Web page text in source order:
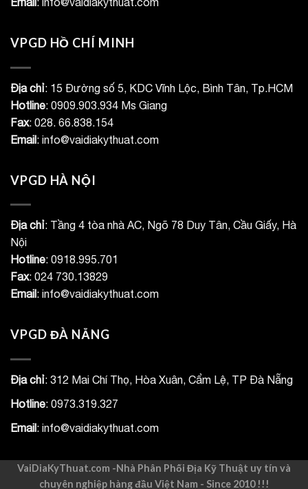
VPGD HỒ CHÍ MINH
Địa chỉ: 15 Đường số 5, KDC Vĩnh Lộc, Bình Tân, Tp.HCM
Hotline: 0909.903.934 Ms Giang
Fax: 028. 66.838.154
Email: info@vaidiakythuat.com
VPGD HÀ NỘI
Địa chỉ: Tầng 4 tòa nhà AC, Ngõ 78 Duy Tân, Cầu Giấy, Hà
Nội
Hotline: 0918.995.701
Fax: 024 730.13829
Email: info@vaidiakythuat.com
VPGD ĐÀ NẴNG
Địa chỉ: 312 Mai Chí Thọ, Hòa Xuân, Cẩm Lệ, TP Đà Nẵng
Hotline: 0973.319.327
Email: info@vaidiakythuat.com
VaiDiaKyThuat.com -Nhà Phân Phối Địa Kỹ Thuật uy tín và
chuyên nghiệp hàng đầu Việt Nam - Since 2010 !!!